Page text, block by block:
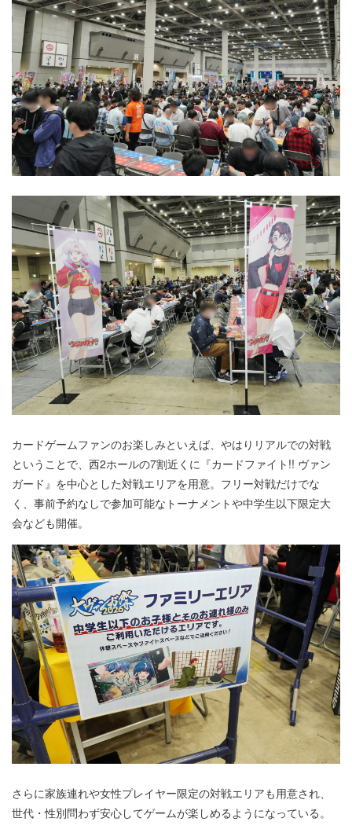
カードゲームファンのお楽しみといえば、やはりリアルでの対戦
ということで、西2ホールの7割近くに『カードファイト!! ヴァン
ガード』を中心とした対戦エリアを用意。フリー対戦だけでな
く、事前予約なしで参加可能なトーナメントや中学生以下限定大
会なども開催。
さらに家族連れや女性プレイヤー限定の対戦エリアも用意され、
世代・性別問わず安心してゲームが楽しめるようになっている。